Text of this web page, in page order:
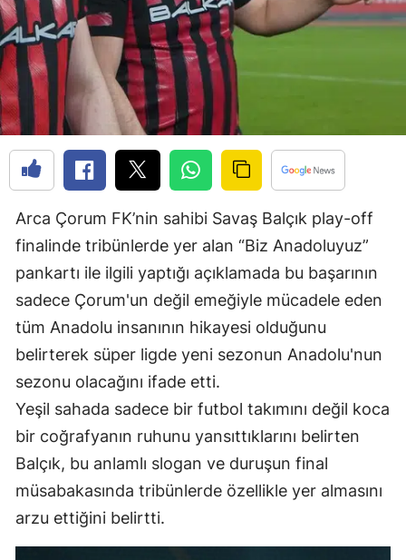
Gümüşhane
Hatay
Mersin
İstanbul
İzmir
Kars
Kastamonu
Kayseri
Kırşehir
Kocaeli
Konya
Arca Çorum FK’nin sahibi Savaş Balçık play-off
finalinde tribünlerde yer alan “Biz Anadoluyuz”
pankartı ile ilgili yaptığı açıklamada bu başarının
sadece Çorum'un değil emeğiyle mücadele eden
tüm Anadolu insanının hikayesi olduğunu
belirterek süper ligde yeni sezonun Anadolu'nun
sezonu olacağını ifade etti.
Yeşil sahada sadece bir futbol takımını değil koca
bir coğrafyanın ruhunu yansıttıklarını belirten
Balçık, bu anlamlı slogan ve duruşun final
müsabakasında tribünlerde özellikle yer almasını
arzu ettiğini belirtti.